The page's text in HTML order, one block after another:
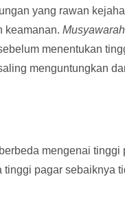
yang rawan
keamanan.
menentukan
menguntungkan
mengenai tinggi
pagar sebaiknya